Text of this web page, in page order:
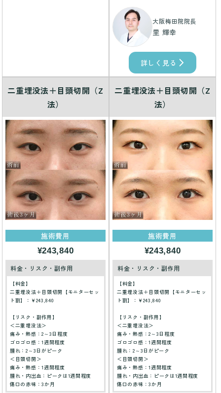
大阪梅田院院長
里 輝幸
詳しく見る
二重埋没法＋目頭切開（Z
法）
施術費用
¥243,840
料金・リスク・副作用
【料金】
二重埋没法＋目頭切開【モニターセッ
ト割】：¥243,840
【リスク・副作用】
＜二重埋没法＞
痛み・熱感：2～3日程度
ゴロゴロ感：1週間程度
腫れ：2～3日がピーク
＜目頭切開＞
痛み・熱感：1週間程度
腫れ・内出血：ピークは1週間程度
傷口の赤味：3か月
二重埋没法＋目頭切開（Z
法）
施術費用
¥243,840
料金・リスク・副作用
【料金】
二重埋没法＋目頭切開【モニターセッ
ト割】：¥243,840
【リスク・副作用】
＜二重埋没法＞
痛み・熱感：2～3日程度
ゴロゴロ感：1週間程度
腫れ：2～3日がピーク
＜目頭切開＞
痛み・熱感：1週間程度
腫れ・内出血：ピークは1週間程度
傷口の赤味：3か月